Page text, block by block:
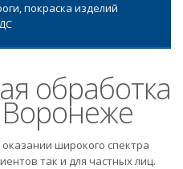
покраска изделий
обработка
Воронеже
широкого спектра
так и для частных лиц.